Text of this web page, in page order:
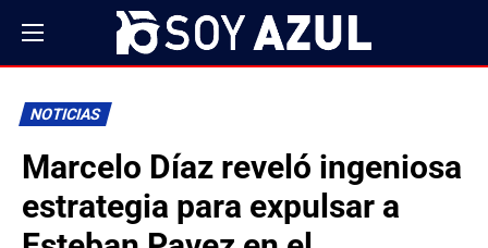
NOTICIAS
Marcelo Díaz reveló ingeniosa
estrategia para expulsar a